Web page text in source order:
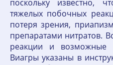
поскольку известно,
тяжелых побочных
потеря зрения,
препаратами нитратов.
реакции и возможные
Виагры указаны в